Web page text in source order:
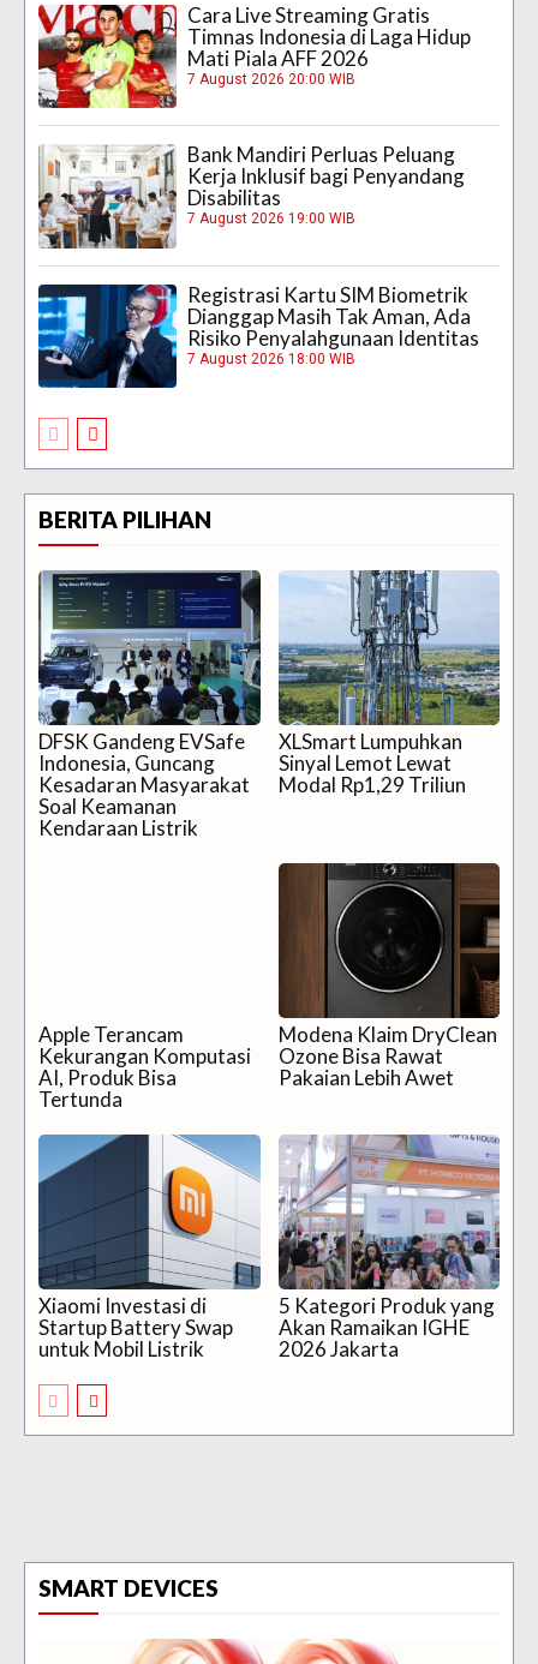
Cara Live Streaming Gratis
Timnas Indonesia di Laga Hidup
Mati Piala AFF 2026
7 August 2026 20:00 WIB
Bank Mandiri Perluas Peluang
Kerja Inklusif bagi Penyandang
Disabilitas
7 August 2026 19:00 WIB
Registrasi Kartu SIM Biometrik
Dianggap Masih Tak Aman, Ada
Risiko Penyalahgunaan Identitas
7 August 2026 18:00 WIB
BERITA PILIHAN
DFSK Gandeng EVSafe
Indonesia, Guncang
Kesadaran Masyarakat
Soal Keamanan
Kendaraan Listrik
XLSmart Lumpuhkan
Sinyal Lemot Lewat
Modal Rp1,29 Triliun
Apple Terancam
Kekurangan Komputasi
AI, Produk Bisa
Tertunda
Modena Klaim DryClean
Ozone Bisa Rawat
Pakaian Lebih Awet
Xiaomi Investasi di
Startup Battery Swap
untuk Mobil Listrik
5 Kategori Produk yang
Akan Ramaikan IGHE
2026 Jakarta
SMART DEVICES